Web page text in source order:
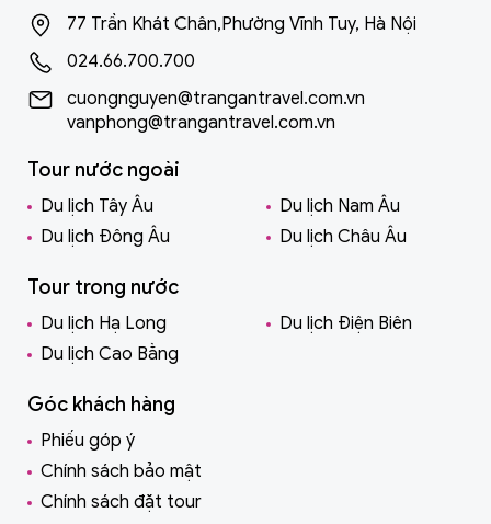
77 Trần Khát Chân,Phường Vĩnh Tuy, Hà Nội
024.66.700.700
cuongnguyen@trangantravel.com.vn
vanphong@trangantravel.com.vn
Tour nước ngoài
Du lịch Tây Âu
Du lịch Nam Âu
Du lịch Đông Âu
Du lịch Châu Âu
Tour trong nước
Du lịch Hạ Long
Du lịch Điện Biên
Du lịch Cao Bằng
Góc khách hàng
Phiếu góp ý
Chính sách bảo mật
Chính sách đặt tour